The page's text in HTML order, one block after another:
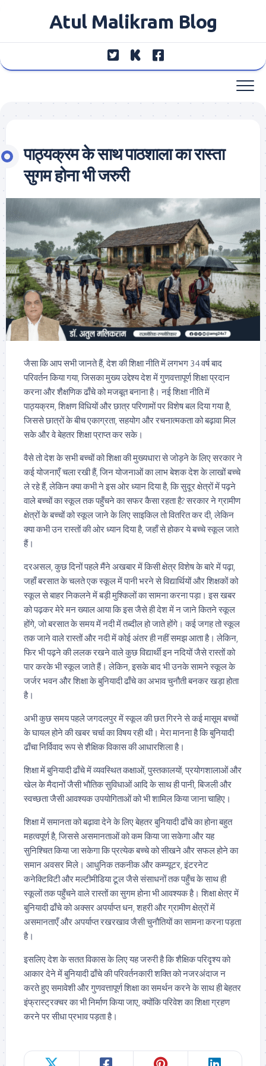
Atul Malikram Blog
पाठ्यक्रम के साथ पाठशाला का रास्ता
सुगम होना भी जरुरी
जैसा कि आप सभी जानते हैं, देश की शिक्षा नीति में लगभग 34 वर्ष बाद
परिवर्तन किया गया, जिसका मुख्य उद्देश्य देश में गुणवत्तापूर्ण शिक्षा प्रदान
करना और शैक्षणिक ढाँचे को मजबूत बनाना है। नई शिक्षा नीति में
पाठ्यक्रम, शिक्षण विधियों और छात्र परिणामों पर विशेष बल दिया गया है,
जिससे छात्रों के बीच एकाग्रता, सहयोग और रचनात्मकता को बढ़ावा मिल
सके और वे बेहतर शिक्षा प्राप्त कर सके।
वैसे तो देश के सभी बच्चों को शिक्षा की मुख्यधारा से जोड़ने के लिए सरकार ने
कई योजनाएँ चला रखी हैं, जिन योजनाओं का लाभ बेशक देश के लाखों बच्चे
ले रहे हैं, लेकिन क्या कभी ने इस ओर ध्यान दिया है, कि सुदूर क्षेत्रों में पढ़ने
वाले बच्चों का स्कूल तक पहुँचने का सफर कैसा रहता है? सरकार ने ग्रामीण
क्षेत्रों के बच्चों को स्कूल जाने के लिए साइकिल तो वितरित कर दी, लेकिन
क्या कभी उन रास्तों की ओर ध्यान दिया है, जहाँ से होकर ये बच्चे स्कूल जाते
हैं।
दरअसल, कुछ दिनों पहले मैंने अखबार में किसी क्षेत्र विशेष के बारे में पढ़ा,
जहाँ बरसात के चलते एक स्कूल में पानी भरने से विद्यार्थियों और शिक्षकों को
स्कूल से बाहर निकलने में बड़ी मुश्किलों का सामना करना पड़ा। इस खबर
को पढ़कर मेरे मन ख्याल आया कि इस जैसे ही देश में न जाने कितने स्कूल
होंगे, जो बरसात के समय में नदी में तब्दील हो जाते होंगे। कई जगह तो स्कूल
तक जाने वाले रास्तों और नदी में कोई अंतर ही नहीं समझ आता है। लेकिन,
फिर भी पढ़ने की ललक रखने वाले कुछ विद्यार्थी इन नदियों जैसे रास्तों को
पार करके भी स्कूल जाते हैं। लेकिन, इसके बाद भी उनके सामने स्कूल के
जर्जर भवन और शिक्षा के बुनियादी ढाँचे का अभाव चुनौती बनकर खड़ा होता
है।
अभी कुछ समय पहले जगदलपुर में स्कूल की छत गिरने से कई मासूम बच्चों
के घायल होने की खबर चर्चा का विषय रही थी। मेरा मानना है कि बुनियादी
ढाँचा निर्विवाद रूप से शैक्षिक विकास की आधारशिला है।
शिक्षा में बुनियादी ढाँचे में व्यवस्थित कक्षाओं, पुस्तकालयों, प्रयोगशालाओं और
खेल के मैदानों जैसी भौतिक सुविधाओं आदि के साथ ही पानी, बिजली और
स्वच्छता जैसी आवश्यक उपयोगिताओं को भी शामिल किया जाना चाहिए।
शिक्षा में समानता को बढ़ावा देने के लिए बेहतर बुनियादी ढाँचे का होना बहुत
महत्वपूर्ण है, जिससे असमानताओं को कम किया जा सकेगा और यह
सुनिश्चित किया जा सकेगा कि प्रत्येक बच्चे को सीखने और सफल होने का
समान अवसर मिले। आधुनिक तकनीक और कम्प्यूटर, इंटरनेट
कनेक्टिविटी और मल्टीमीडिया टूल जैसे संसाधनों तक पहुँच के साथ ही
स्कूलों तक पहुँचने वाले रास्तों का सुगम होना भी आवश्यक है। शिक्षा क्षेत्र में
बुनियादी ढाँचे को अक्सर अपर्याप्त धन, शहरी और ग्रामीण क्षेत्रों में
असमानताएँ और अपर्याप्त रखरखाव जैसी चुनौतियों का सामना करना पड़ता
है।
इसलिए देश के सतत विकास के लिए यह जरुरी है कि शैक्षिक परिदृश्य को
आकार देने में बुनियादी ढाँचे की परिवर्तनकारी शक्ति को नजरअंदाज न
करते हुए समावेशी और गुणवत्तापूर्ण शिक्षा का समर्थन करने के साथ ही बेहतर
इंफ्रास्ट्रक्चर का भी निर्माण किया जाए, क्योंकि परिवेश का शिक्षा ग्रहण
करने पर सीधा प्रभाव पड़ता है।